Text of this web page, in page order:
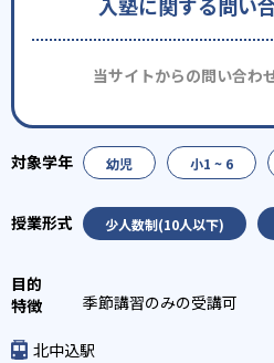
入塾に関する問い
当サイトからの問い合わ
幼児 小1 ~ 6
少人数制(10人以下)
季節講習のみの受講可
北中込駅